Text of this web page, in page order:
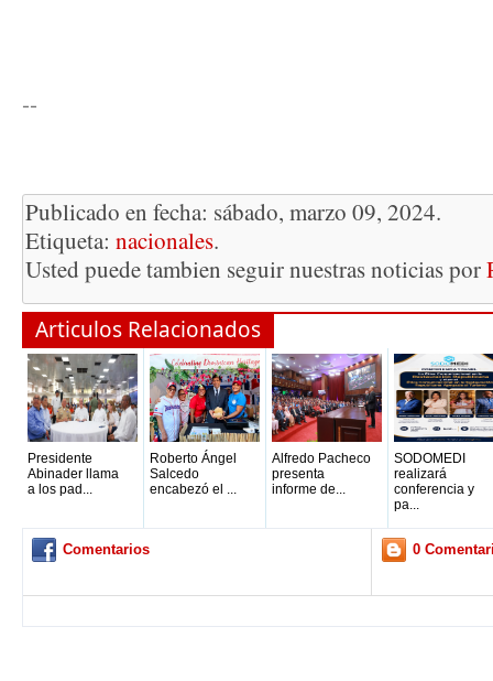
--
Publicado en fecha: sábado, marzo 09, 2024.
Etiqueta: nacionales.
Usted puede tambien seguir nuestras noticias por
Articulos Relacionados
Presidente
Abinader llama
a los pad...
Roberto Ángel
Salcedo
encabezó el ...
Alfredo Pacheco
presenta
informe de...
SODOMEDI
realizará
conferencia y
pa...
Comentarios 0